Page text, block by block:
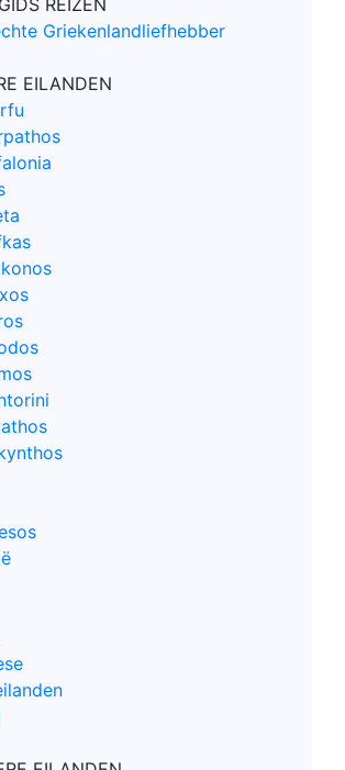
Griekenlandliefhebber
EILANDEN